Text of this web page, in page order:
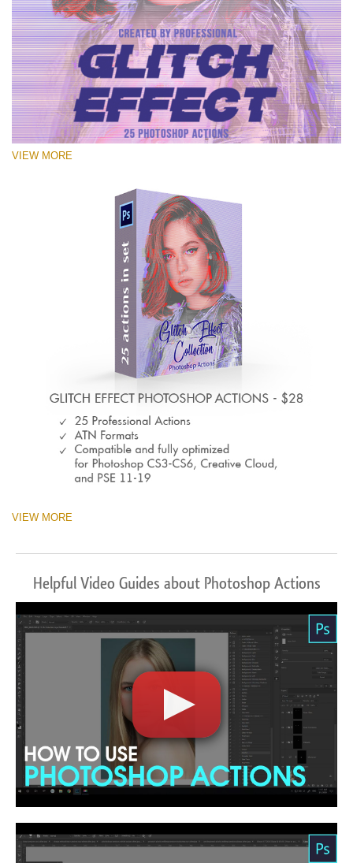
VIEW MORE
VIEW MORE
Helpful Video Guides about Photoshop Actions